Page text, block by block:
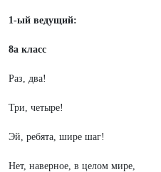
1-ый ведущий:
8а класс
Раз, два!
Три, четыре!
Эй, ребята, шире шаг!
Нет, наверное, в целом мире,